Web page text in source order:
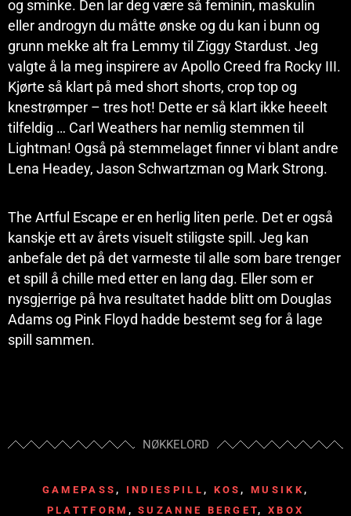
og sminke. Den lar deg være så feminin, maskulin
eller androgyn du måtte ønske og du kan i bunn og
grunn mekke alt fra Lemmy til Ziggy Stardust. Jeg
valgte å la meg inspirere av Apollo Creed fra Rocky III.
Kjørte så klart på med short shorts, crop top og
knestrømper – tres hot! Dette er så klart ikke heeelt
tilfeldig … Carl Weathers har nemlig stemmen til
Lightman! Også på stemmelaget finner vi blant andre
Lena Headey, Jason Schwartzman og Mark Strong.
The Artful Escape er en herlig liten perle. Det er også
kanskje ett av årets visuelt stiligste spill. Jeg kan
anbefale det på det varmeste til alle som bare trenger
et spill å chille med etter en lang dag. Eller som er
nysgjerrige på hva resultatet hadde blitt om Douglas
Adams og Pink Floyd hadde bestemt seg for å lage
spill sammen.
NØKKELORD
GAMEPASS, INDIESPILL , KOS,MUSIKK,
PLATTFORM ,SUZANNE BERGET, XBOX